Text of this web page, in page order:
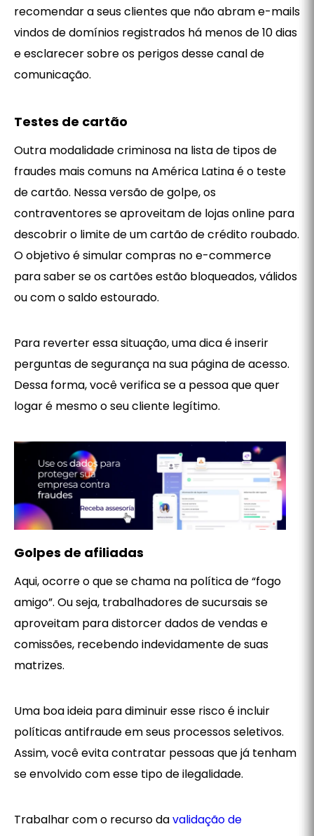
recomendar a seus clientes que não abram e-mails
vindos de domínios registrados há menos de 10 dias
e esclarecer sobre os perigos desse canal de
comunicação.
Testes de cartão
Outra modalidade criminosa na lista de tipos de
fraudes mais comuns na América Latina é o teste
de cartão. Nessa versão de golpe, os
contraventores se aproveitam de lojas online para
descobrir o limite de um cartão de crédito roubado.
O objetivo é simular compras no e-commerce
para saber se os cartões estão bloqueados, válidos
ou com o saldo estourado.
Para reverter essa situação, uma dica é inserir
perguntas de segurança na sua página de acesso.
Dessa forma, você verifica se a pessoa que quer
logar é mesmo o seu cliente legítimo.
Golpes de afiliadas
Aqui, ocorre o que se chama na política de “fogo
amigo”. Ou seja, trabalhadores de sucursais se
aproveitam para distorcer dados de vendas e
comissões, recebendo indevidamente de suas
matrizes.
Uma boa ideia para diminuir esse risco é incluir
políticas antifraude em seus processos seletivos.
Assim, você evita contratar pessoas que já tenham
se envolvido com esse tipo de ilegalidade.
Trabalhar com o recurso davalidação de